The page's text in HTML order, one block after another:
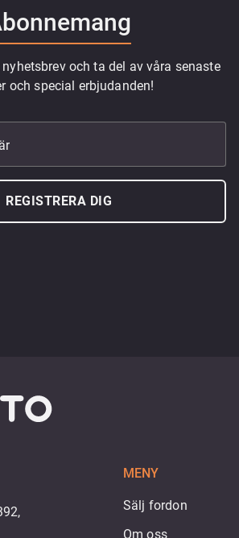
och ta del av våra senaste
och special erbjudanden!
REGISTRERA DIG
MENY
Sälj fordon
Om oss